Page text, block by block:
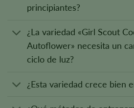
principiantes?
¿La variedad «Girl Scout
Autoflower» necesita un
ciclo de luz?
¿Esta variedad crece bien